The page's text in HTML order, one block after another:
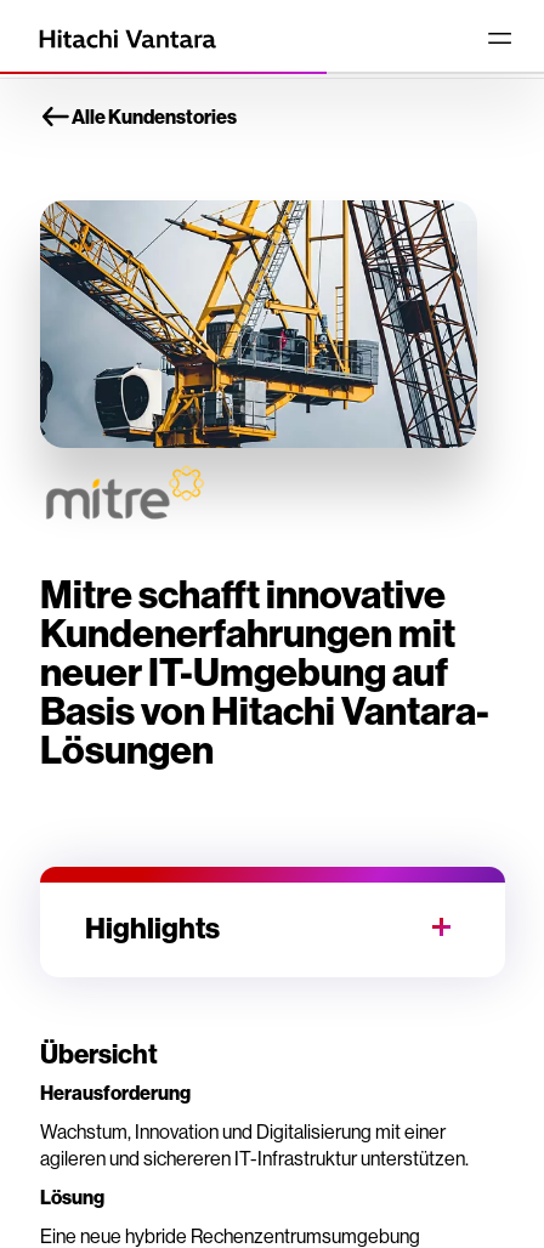
Alle Kundenstories
Mitre schafft innovative
Kundenerfahrungen mit
neuer IT-Umgebung auf
Basis von Hitachi Vantara-
Lösungen
Übersicht
Herausforderung
Wachstum, Innovation und Digitalisierung mit einer
agileren und sichereren IT-Infrastruktur unterstützen.
Lösung
Eine neue hybride Rechenzentrumsumgebung
Highlights